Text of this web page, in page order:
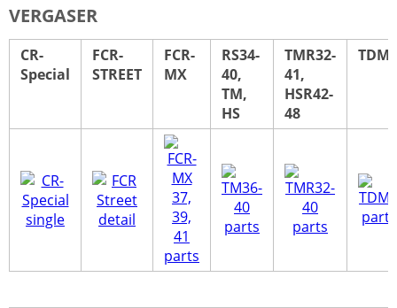
VERGASER
CR-
Special
FCR-
STREET
FCR-
MX
RS34-
40,
TM,
HS
TMR32-
41,
HSR42-
48